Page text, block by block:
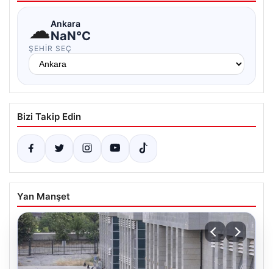
☁Ankara
NaN°C
ŞEHIR SEÇ
Bizi Takip Edin
Yan Manşet